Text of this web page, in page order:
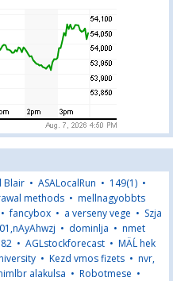
Blair • ASALocalRun • 149(1) •
methods • mellnagyobbts
•fancybox • a verseny vege • Szja
• dominlja • nmet
• AGLstockforecast • MÄĹ hek
• Kezd vmos fizets • nvr,
alakulsa • Robotmese •